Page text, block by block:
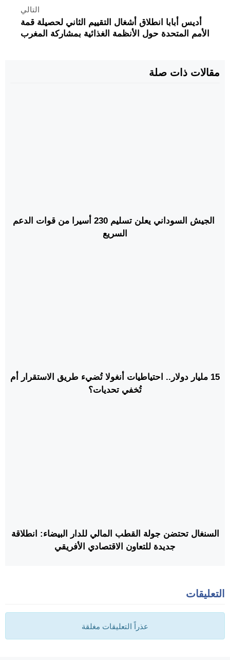
التالي
أديس أبابا انطلاق أشغال التقييم الثاني لحصيلة قمة
الأمم المتحدة حول الأنظمة الغذائية بمشاركة المغرب
مقالات ذات صلة
الجيش السوداني يعلن تسليم 230 أسيرا من قوات الدعم
السريع
15 مليار دولار.. احتياطيات أنغولا تُضيء طريق الاستقرار أم
تُخفي تحديات؟
السنغال تحتضن جولة القطب المالي للدار البيضاء: انطلاقة
جديدة للتعاون الاقتصادي الأفريقي
التعليقات
عذراً التعليقات مغلقة